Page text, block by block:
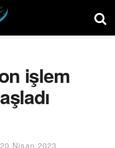
işlem
20 Nisan 2023